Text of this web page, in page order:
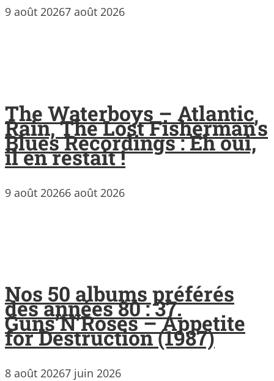
9 août 20267 août 2026
The Waterboys – Atlantic
Rain, The Lost Fisherman’s
Blues Recordings : Eh oui,
il en restait !
9 août 20266 août 2026
Nos 50 albums préférés
des années 80 : 37.
Guns’N’Roses – Appetite
for Destruction (1987)
8 août 20267 juin 2026